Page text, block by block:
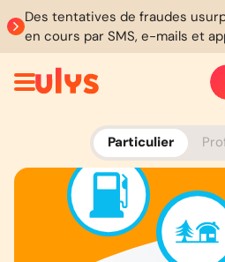
Des tentatives de fraudes
en cours par SMS, e-mails et
Particulier